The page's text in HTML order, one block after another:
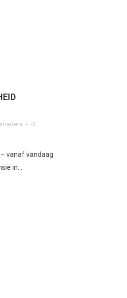
0
vanaf vandaag
in...